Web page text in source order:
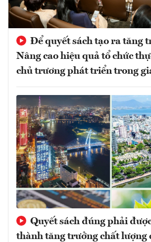
Để quyết sách tạo ra tăng
Nâng cao hiệu quả tổ chức
chủ trương phát triển trong
Quyết sách đúng phải
thành tăng trưởng chất lượng